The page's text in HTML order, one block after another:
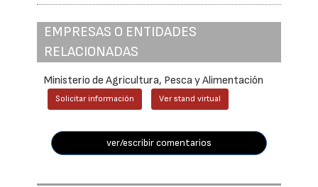
EMPRESAS O ENTIDADES
RELACIONADAS
Ministerio de Agricultura, Pesca y Alimentación
Solicitar información Ver stand virtual
ver/escribir comentarios